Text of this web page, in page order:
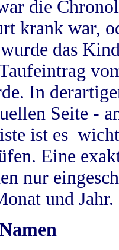
die
krank war,
das
In
Seite -
ist es
Eine
nur
und Jahr.